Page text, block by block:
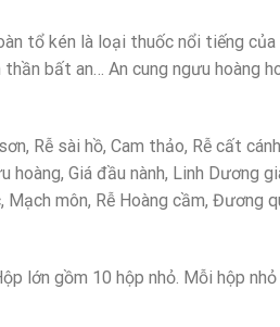
tổ kén là loại thuốc nổi tiếng
thần bất an… An cung ngưu hoàng
Rễ sài hồ, Cam thảo, Rễ cất
hoàng, Giá đầu nành, Linh Dương
Mạch môn, Rễ Hoàng cầm, Đương
lớn gồm 10 hộp nhỏ. Mỗi hộp